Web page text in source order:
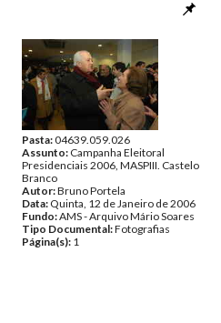
Pasta:04639.059.026
Assunto: Campanha Eleitoral
Presidenciais 2006, MASPIII. Castelo
Branco
Autor:Bruno Portela
Data: Quinta, 12 de Janeiro de 2006
Fundo:AMS - Arquivo Mário Soares
Tipo Documental:Fotografias
Página(s): 1